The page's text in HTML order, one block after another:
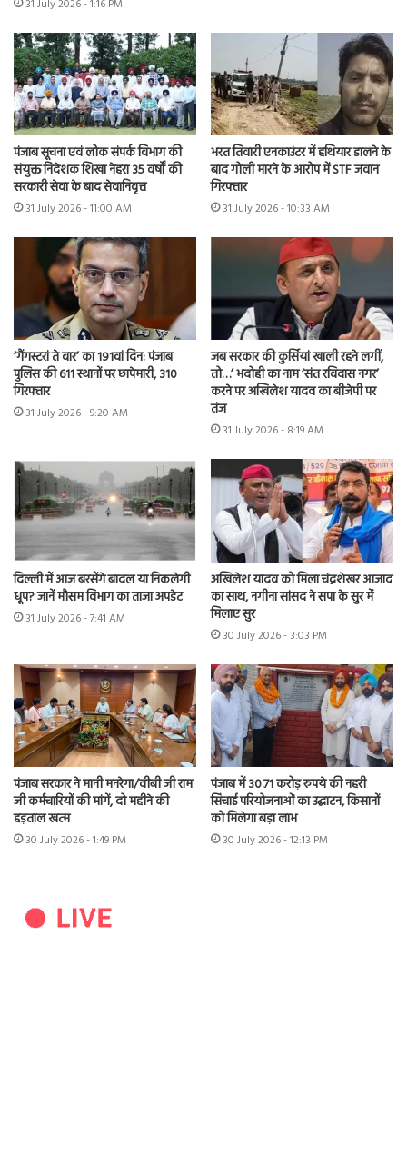
31 July 2026 - 1:16 PM
पंजाब सूचना एवं लोक संपर्क विभाग की
संयुक्त निदेशक शिखा नेहरा 35 वर्षों की
सरकारी सेवा के बाद सेवानिवृत्त
31 July 2026 - 11:00 AM
भरत तिवारी एनकाउंटर में हथियार डालने के
बाद गोली मारने के आरोप में STF जवान
गिरफ्तार
31 July 2026 - 10:33 AM
‘गैंगस्टरां ते वार’ का 191वां दिन: पंजाब
पुलिस की 611 स्थानों पर छापेमारी, 310
गिरफ्तार
31 July 2026 - 9:20 AM
जब सरकार की कुर्सियां खाली रहने लगीं,
तो…’ भदोही का नाम ‘संत रविदास नगर’
करने पर अखिलेश यादव का बीजेपी पर
तंज
31 July 2026 - 8:19 AM
दिल्ली में आज बरसेंगे बादल या निकलेगी
धूप? जानें मौसम विभाग का ताजा अपडेट
31 July 2026 - 7:41 AM
अखिलेश यादव को मिला चंद्रशेखर आजाद
का साथ, नगीना सांसद ने सपा के सुर में
मिलाए सुर
30 July 2026 - 3:03 PM
पंजाब सरकार ने मानी मनरेगा/वीबी जी राम
जी कर्मचारियों की मांगें, दो महीने की
हड़ताल खत्म
30 July 2026 - 1:49 PM
पंजाब में 30.71 करोड़ रुपये की नहरी
सिंचाई परियोजनाओं का उद्घाटन, किसानों
को मिलेगा बड़ा लाभ
30 July 2026 - 12:13 PM